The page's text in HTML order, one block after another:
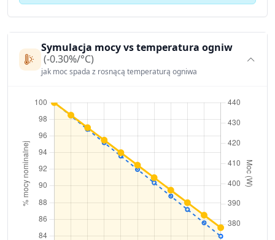
Symulacja mocy vs temperatura ogniw
(-0.30%/°C)
jak moc spada z rosnącą temperaturą ogniwa